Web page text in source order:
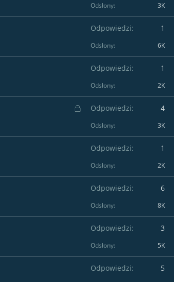
n
Odsłony 3K
Odpowiedzi 1
Odsłony 6K
Odpowiedzi 1
Odsłony 2K
Z
a
n
Odpowiedzi 4
Odsłony 3K
Odpowiedzi 1
Odsłony 2K
Odpowiedzi 6
Odsłony 8K
Odpowiedzi 3
Odsłony 5K
Odpowiedzi 5